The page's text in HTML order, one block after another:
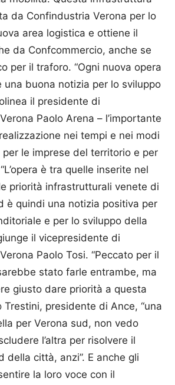
da Confindustria Verona per lo
area logistica e ottiene il
da Confcommercio, anche se
per il traforo. “Ogni nuova opera
una buona notizia per lo sviluppo
il presidente di
Paolo Arena – l’importante
nei tempi e nei modi
le imprese del territorio e per
è tra quelle inserite nel
priorità infrastrutturali venete di
è quindi una notizia positiva per
e per lo sviluppo della
il vicepresidente di
Paolo Tosi. “Peccato per il
stato farle entrambe, ma
giusto dare priorità a questa
Trestini, presidente di Ance, “una
per Verona sud, non vedo
l’altra per risolvere il
della città, anzi”. E anche gli
la loro voce con il